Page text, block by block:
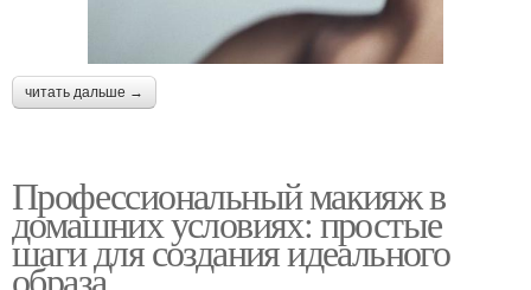
читать дальше →
Профессиональный макияж в
домашних условиях: простые
шаги для создания идеального